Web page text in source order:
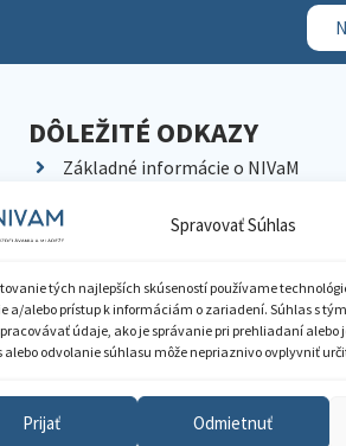
Spravovať Súhlas
tých najlepších skúseností používame
a/alebo prístup k informáciám o zariadení. Súhlas s
údaje, ako je správanie pri prehliadaní alebo
alebo odvolanie súhlasu môže nepriaznivo ovplyvniť
Prijať Odmietnuť
DÔLEŽITÉ ODKAZY
Základné informácie o NIVaM
Kariéra
Pracoviská NIVaM
Dokumenty inštitúcie